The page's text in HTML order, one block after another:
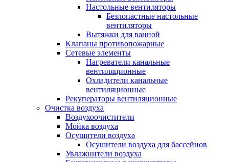
Настольные вентиляторы
Безлопастные настольные
вентиляторы
Вытяжки для ванной
Клапаны противопожарные
Сетевые элементы
Нагреватели канальные
вентиляционные
Охладители канальные
вентиляционные
Рекуператоры вентиляционные
Очистка воздуха
Воздухоочистители
Мойка воздуха
Осушители воздуха
Осушители воздуха для бассейнов
Увлажнители воздуха